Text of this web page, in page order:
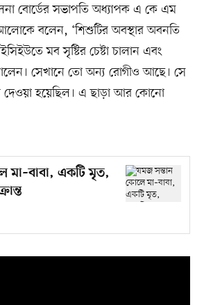
বোর্ডের সভাপতি অধ্যাপক এ কে এম
বলেন, ‘শিশুটির অবস্থার অবনতি
মব সৃষ্টির চেষ্টা চালান এবং
সেখানে তো অন্য রোগীও আছে। সে
দেওয়া হয়েছিল। এ ছাড়া আর কোনো
মা–বাবা, একটি মৃত,